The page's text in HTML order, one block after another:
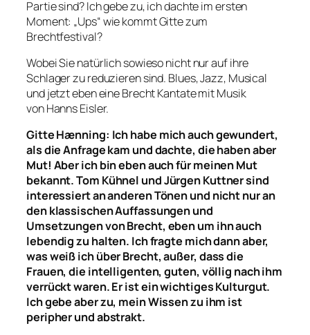
Partie sind? Ich gebe zu, ich dachte im ersten
Moment: „Ups“ wie kommt Gitte zum
Brechtfestival?
Wobei Sie natürlich sowieso nicht nur auf ihre
Schlager zu reduzieren sind. Blues, Jazz, Musical
und jetzt eben eine Brecht Kantate mit Musik
von Hanns Eisler.
Gitte Hænning: Ich habe mich auch gewundert,
als die Anfrage kam und dachte, die haben aber
Mut! Aber ich bin eben auch für meinen Mut
bekannt. Tom Kühnel und Jürgen Kuttner sind
interessiert an anderen Tönen und nicht nur an
den klassischen Auffassungen und
Umsetzungen von Brecht, eben um ihn auch
lebendig zu halten. Ich fragte mich dann aber,
was weißichüber Brecht, außer, dass die
Frauen, die intelligenten, guten, völlig nach ihm
verrückt waren. Er ist ein wichtiges Kulturgut.
Ich gebe aber zu, mein Wissen zu ihm ist
peripher und abstrakt.